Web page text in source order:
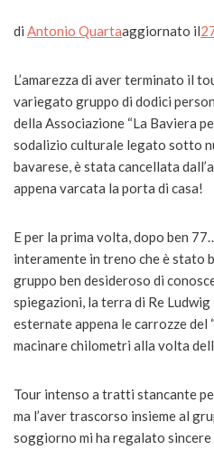
di Antonio Quartaaggiornato il
L’amarezza di aver terminato il
variegato gruppo di dodici
della Associazione “La Baviera
sodalizio culturale legato sotto
bavarese, è stata cancellata
appena varcata la porta di casa!
E per la prima volta, dopo ben
interamente in treno che è stato
gruppo ben desideroso di
spiegazioni, la terra di Re Ludwig
esternate appena le carrozze del
macinare chilometri alla volta
Tour intenso a tratti stancante
ma l’aver trascorso insieme al
soggiorno mi ha regalato